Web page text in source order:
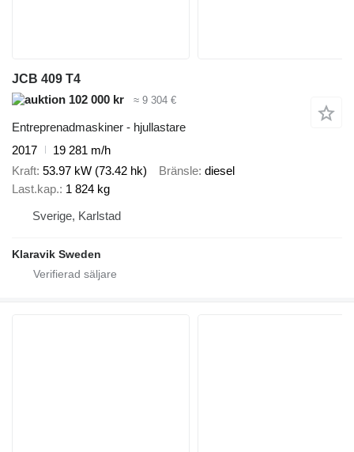
JCB 409 T4
102 000 kr
≈ 9 304 €
Entreprenadmaskiner - hjullastare
2017
19 281 m/h
Kraft 53.97 kW (73.42 hk) Bränsle diesel
Last.kap. 1 824 kg
Sverige, Karlstad
Klaravik Sweden